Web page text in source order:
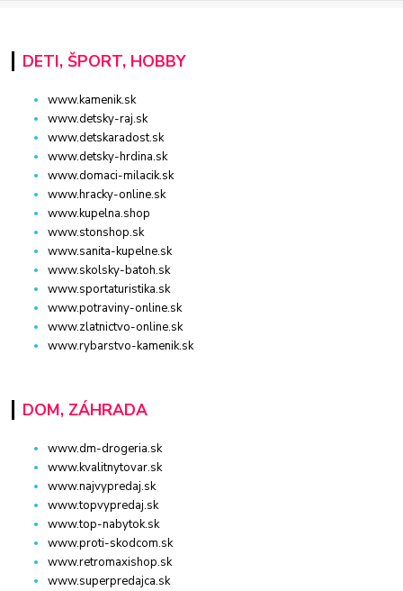
DETI, ŠPORT, HOBBY
www.kamenik.sk
www.detsky-raj.sk
www.detskaradost.sk
www.detsky-hrdina.sk
www.domaci-milacik.sk
www.hracky-online.sk
www.kupelna.shop
www.stonshop.sk
www.sanita-kupelne.sk
www.skolsky-batoh.sk
www.sportaturistika.sk
www.potraviny-online.sk
www.zlatnictvo-online.sk
www.rybarstvo-kamenik.sk
DOM, ZÁHRADA
www.dm-drogeria.sk
www.kvalitnytovar.sk
www.najvypredaj.sk
www.topvypredaj.sk
www.top-nabytok.sk
www.proti-skodcom.sk
www.retromaxishop.sk
www.superpredajca.sk